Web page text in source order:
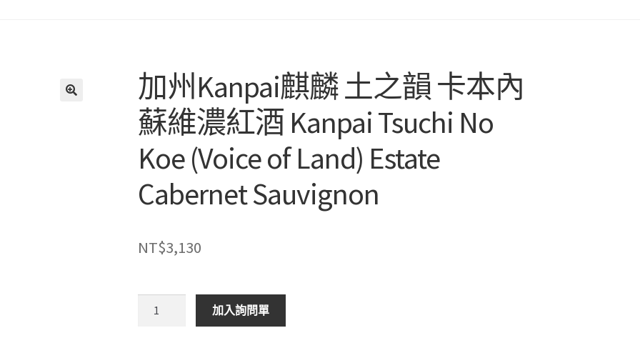
加州Kanpai麒麟 土之韻 卡本內
蘇維濃紅酒 Kanpai Tsuchi No
Koe (Voice of Land) Estate
Cabernet Sauvignon
NT$3,130
加入詢問單